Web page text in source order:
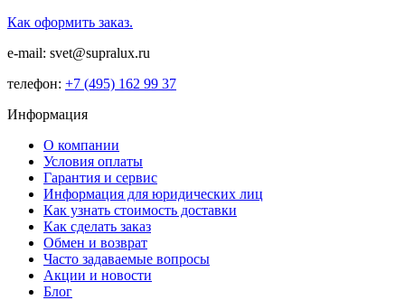
Как оформить заказ.
e-mail: svet@supralux.ru
телефон: +7 (495) 162 99 37
Информация
О компании
Условия оплаты
Гарантия и сервис
Информация для юридических лиц
Как узнать стоимость доставки
Как сделать заказ
Обмен и возврат
Часто задаваемые вопросы
Акции и новости
Блог